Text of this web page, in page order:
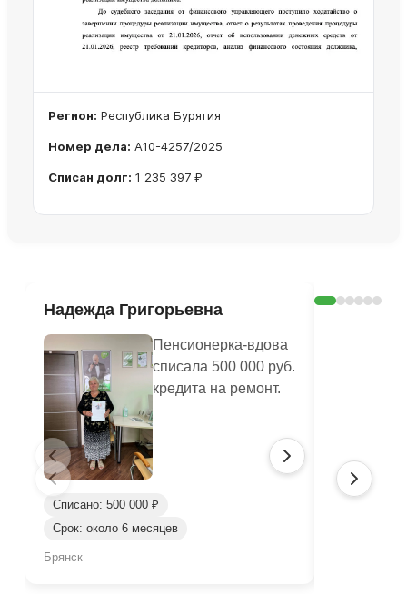
Регион: Республика Бурятия
Номер дела: А10-4257/2025
Списан долг: 1 235 397 ₽
Надежда Григорьевна
Пенсионерка-вдова
списала 500 000 руб.
кредита на ремонт.
Списано: 500 000 ₽
Срок: около 6 месяцев
Брянск